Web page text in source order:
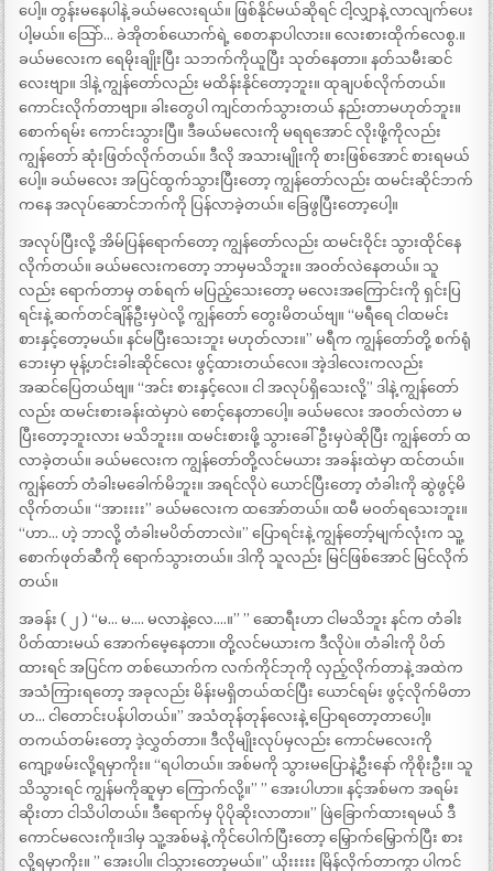
ပေါ့။ တွန်းမနေပါနဲ့ ခယ်မလေးရယ်။ ဖြစ်နိုင်မယ်ဆိုရင် ငါ့လျှာနဲ့ လာလျက်ပေး
ပါ့မယ်။ သြော်… ခဲအိုတစ်ယောက်ရဲ့ စေတနာပါလား။ လေးစားထိုက်လေစွ.။
ခယ်မလေးက ရေမိုးချိုးပြီး သဘက်ကိုယူပြီး သုတ်နေတာ။ နတ်သမီးဆင်
လေးဗျာ။ ဒါနဲ့ ကျွန်တော်လည်း မထိန်းနိုင်တော့ဘူး။ ထုချပစ်လိုက်တယ်။
ကောင်းလိုက်တာဗျာ။ ခါးတွေပါ ကျင်တက်သွားတယ် နည်းတာမဟုတ်ဘူး။
စောက်ရမ်း ကောင်းသွားပြီ။ ဒီခယ်မလေးကို မရရအောင် လိုးဖို့ကိုလည်း
ကျွန်တော် ဆုံးဖြတ်လိုက်တယ်။ ဒီလို အသားမျိုးကို စားဖြစ်အောင် စားရမယ်
ပေါ့။ ခယ်မလေး အပြင်ထွက်သွားပြီးတော့ ကျွန်တော်လည်း ထမင်းဆိုင်ဘက်
ကနေ အလုပ်ဆောင်ဘက်ကို ပြန်လာခဲ့တယ်။ ခြေဖွပြီးတော့ပေါ့။
အလုပ်ပြီးလို့ အိမ်ပြန်ရောက်တော့ ကျွန်တော်လည်း ထမင်းဝိုင်း သွားထိုင်နေ
လိုက်တယ်။ ခယ်မလေးကတော့ ဘာမှမသိဘူး။ အဝတ်လဲနေတယ်။ သူ
လည်း ရောက်တာမှ တစ်ရက် မပြည့်သေးတော့ မလေးအကြောင်းကို ရှင်းပြ
ရင်းနဲ့ ဆက်တင်ချိန်ဦးမှပဲလို့ ကျွန်တော် တွေးမိတယ်ဗျ။ “မရီရေ ငါထမင်း
စားနှင့်တော့မယ်။ နင်မပြီးသေးဘူး မဟုတ်လား။” မရီက ကျွန်တော်တို့ စက်ရုံ
ဘေးမှာ မုန့်ဟင်းခါးဆိုင်လေး ဖွင့်ထားတယ်လေ။ အဲ့ဒါလေးကလည်း
အဆင်ပြေတယ်ဗျ။ “အင်း စားနှင့်လေ။ ငါ အလုပ်ရှိသေးလို့” ဒါနဲ့ ကျွန်တော်
လည်း ထမင်းစားခန်းထဲမှာပဲ စောင့်နေတာပေါ့။ ခယ်မလေး အဝတ်လဲတာ မ
ပြီးတော့ဘူးလား မသိဘူးး။ ထမင်းစားဖို့ သွားခေါ်ဦးမှပဲဆိုပြီး ကျွန်တော် ထ
လာခဲ့တယ်။ ခယ်မလေးက ကျွန်တော်တို့လင်မယား အခန်းထဲမှာ ထင်တယ်။
ကျွန်တော် တံခါးမခေါက်မိဘူး။ အရင်လိုပဲ ယောင်ပြီးတော့ တံခါးကို ဆွဲဖွင့်မိ
လိုက်တယ်။ “အားးးး” ခယ်မလေးက ထအော်တယ်။ ထမီ မဝတ်ရသေးဘူး။
“ဟာ… ဟဲ့ ဘာလို့ တံခါးမပိတ်တာလဲ။” ပြောရင်းနဲ့ ကျွန်တော့်မျက်လုံးက သူ့
စောက်ဖုတ်ဆီကို ရောက်သွားတယ်။ ဒါကို သူလည်း မြင်ဖြစ်အောင် မြင်လိုက်
တယ်။
အခန်း ( ၂ ) “မ… မ…. မလာနဲ့လေ….။” ” ဆောရီးဟာ ငါမသိဘူး နင်က တံခါး
ပိတ်ထားမယ် အောက်မေ့နေတာ။ တို့လင်မယားက ဒီလိုပဲ။ တံခါးကို ပိတ်
ထားရင် အပြင်က တစ်ယောက်က လက်ကိုင်ဘုကို လှည့်လိုက်တာနဲ့ အထဲက
အသံကြားရတော့ အခုလည်း မိန်းမရှိတယ်ထင်ပြီး ယောင်ရမ်း ဖွင့်လိုက်မိတာ
ဟ… ငါတောင်းပန်ပါတယ်။” အသံတုန်တုန်လေးနဲ့ ပြောရတော့တာပေါ့။
တကယ်တမ်းတော့ ဒဲ့လွှတ်တာ။ ဒီလိုမျိုးလုပ်မှလည်း ကောင်မလေးကို
ကျော့ဖမ်းလို့ရမှာကိုး။ “ရပါတယ်။ အစ်မကို သွားမပြောနဲ့ဦးနော် ကိုစိုးဦး။ သူ
သိသွားရင် ကျွန်မကိုဆူမှာ ကြောက်လို့။” ” အေးပါဟာ။ နင့်အစ်မက အရမ်း
ဆိုးတာ ငါသိပါတယ်။ ဒီရောက်မှ ပိုပိုဆိုးလာတာ။” ဖြဲခြောက်ထားရမယ် ဒီ
ကောင်မလေးကို။ဒါမှ သူ့အစ်မနဲ့ ကိုင်ပေါက်ပြီးတော့ မြှောက်မြှောက်ပြီး စား
လို့ရမှာကိုး။ ” အေးပါ။ ငါသွားတော့မယ်။” ယိုးးးးး မြိန်လိုက်တာကွာ ပါကင်